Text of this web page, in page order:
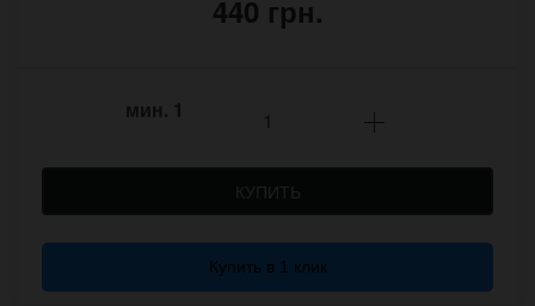
440 грн.
мин. 1
КУПИТЬ
Купить в 1 клик